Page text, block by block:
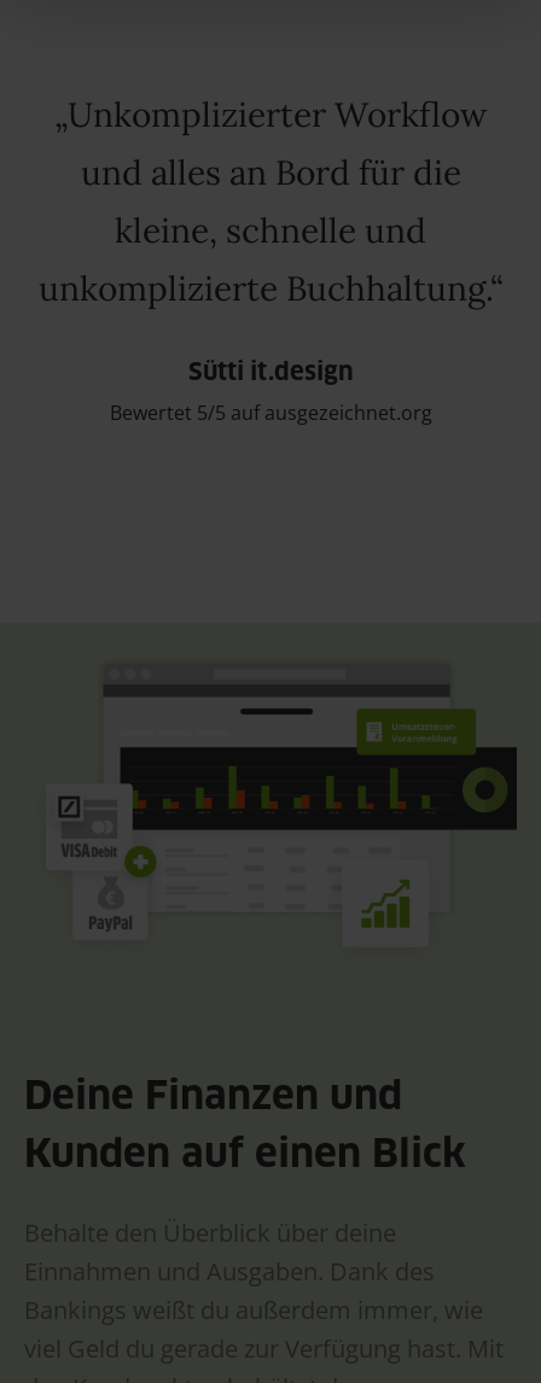
Unkomplizierter Workflow
und alles an Bord für die
kleine, schnelle und
unkomplizierte Buchhaltung.
Sütti it.design
Bewertet 5/5 auf ausgezeichnet.org
Deine Finanzen und
Kunden auf einen Blick
Behalte den Überblick über deine
Einnahmen und Ausgaben. Dank des
Bankings weißt du außerdem immer, wie
viel Geld du gerade zur Verfügung hast. Mit